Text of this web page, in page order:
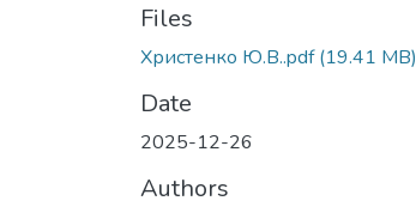
Files
Христенко Ю.В..pdf(19.41 MB)
Date
2025-12-26
Authors